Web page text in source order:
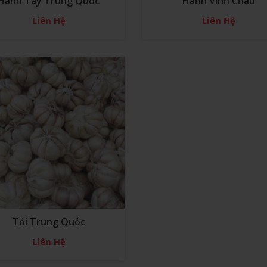
Liên Hệ Liên Hệ
Tỏi Trung Quốc
Liên Hệ